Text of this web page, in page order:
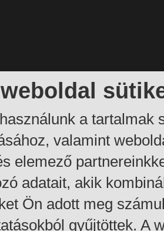
a tartalmak
valamint
elemező
adatait, akik
Ön adott meg
gyűjtöttek. A